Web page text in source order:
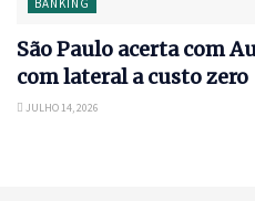
BANKING
São Paulo acerta com
com lateral a custo zero
JULHO 14, 2026